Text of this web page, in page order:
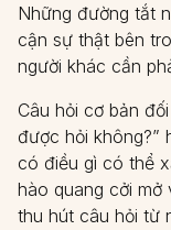
Những đường tắt
cận sự thật bên
người khác cần
Câu hỏi cơ bản
được hỏi không?”
có điều gì có thể
hào quang cởi
thu hút câu hỏi từ